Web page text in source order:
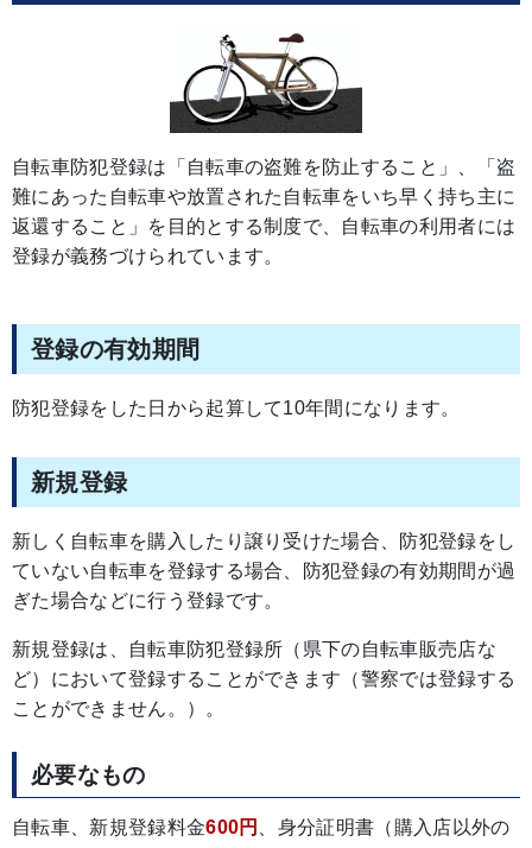
自転車防犯登録は「自転車の盗難を防止すること」、「盗
難にあった自転車や放置された自転車をいち早く持ち主に
返還すること」を目的とする制度で、自転車の利用者には
登録が義務づけられています。
登録の有効期間
防犯登録をした日から起算して10年間になります。
新規登録
新しく自転車を購入したり譲り受けた場合、防犯登録をし
ていない自転車を登録する場合、防犯登録の有効期間が過
ぎた場合などに行う登録です。
新規登録は、自転車防犯登録所（県下の自転車販売店な
ど）において登録することができます（警察では登録する
ことができません。）。
必要なもの
自転車、新規登録料金600円
、身分証明書（購入店以外の